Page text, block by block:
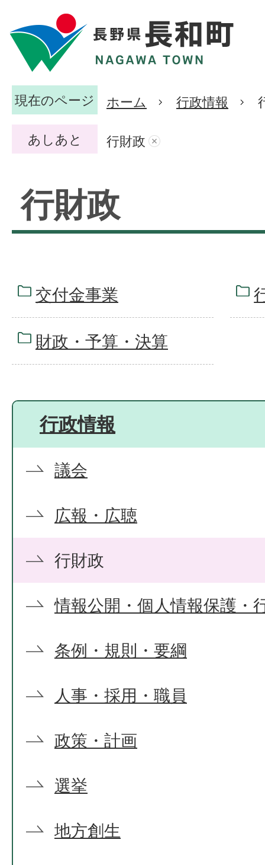
現在のページ ホーム 行政情報
あしあと 行財政
行財政
交付金事業
財政・予算・決算
行政情報
議会
広報・広聴
行財政
情報公開・個人情報保護・
条例・規則・要綱
人事・採用・職員
政策・計画
選挙
地方創生